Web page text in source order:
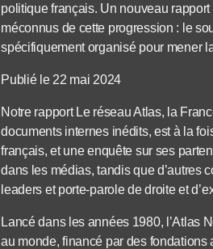
politique français. Un nouveau
méconnus de cette progression : le
spécifiquement organisé pour mener
Publié le 22 mai 2024
Notre rapport Le réseau Atlas, la
documents internes inédits, est à la
français, et une enquête sur ses
dans les médias, tandis que d’autres
leaders et porte-parole de droite et
Lancé dans les années 1980, l’Atlas
au monde, financé par des